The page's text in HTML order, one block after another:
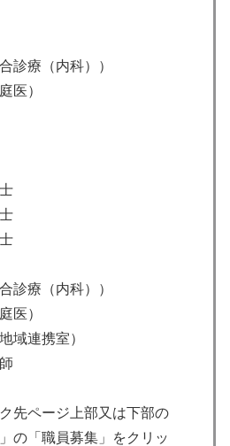
診療（内科））
医）
診療（内科））
医）
域連携室）
先ページ上部又は下部の
の「職員募集」をクリッ